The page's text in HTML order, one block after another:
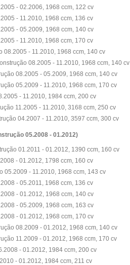
- 02.2006, 1968 ccm, 122 cv
- 11.2010, 1968 ccm, 136 cv
- 05.2009, 1968 ccm, 140 cv
- 11.2010, 1968 ccm, 170 cv
08.2005 - 11.2010, 1968 ccm, 140 cv
08.2005 - 11.2010, 1968 ccm, 140 cv
08.2005 - 05.2009, 1968 ccm, 140 cv
05.2009 - 11.2010, 1968 ccm, 170 cv
- 11.2010, 1984 ccm, 200 cv
11.2005 - 11.2010, 3168 ccm, 250 cv
04.2007 - 11.2010, 3597 ccm, 300 cv
05.2008 - 01.2012)
01.2011 - 01.2012, 1390 ccm, 160 cv
- 01.2012, 1798 ccm, 160 cv
05.2009 - 11.2010, 1968 ccm, 143 cv
- 05.2011, 1968 ccm, 136 cv
- 01.2012, 1968 ccm, 140 cv
- 05.2009, 1968 ccm, 163 cv
- 01.2012, 1968 ccm, 170 cv
08.2009 - 01.2012, 1968 ccm, 140 cv
11.2009 - 01.2012, 1968 ccm, 170 cv
- 01.2012, 1984 ccm, 200 cv
- 01.2012, 1984 ccm, 211 cv